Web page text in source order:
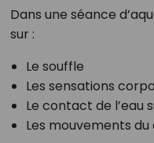
Dans une séance
sur :
Le souffle
Les sensations
Le contact de l’eau
Les mouvements